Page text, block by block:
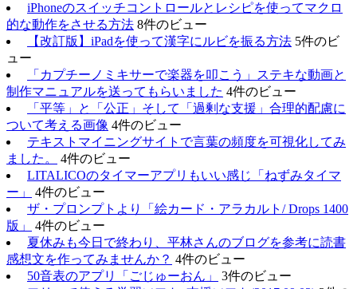
iPhoneのスイッチコントロールとレシピを使ってマクロ
的な動作をさせる方法 8件のビュー
【改訂版】iPadを使って漢字にルビを振る方法 5件のビ
ュー
「カプチーノミキサーで楽器を叩こう」ステキな動画と
制作マニュアルを送ってもらいました 4件のビュー
「平等」と「公正」そして「過剰な支援」合理的配慮に
ついて考える画像 4件のビュー
テキストマイニングサイトで言葉の頻度を可視化してみ
ました。
4件のビュー
LITALICOのタイマーアプリもいい感じ「ねずみタイマ
ー」
4件のビュー
ザ・プロンプトより「絵カード・アラカルト/ Drops 1400
版」
4件のビュー
夏休みも今日で終わり、平林さんのブログを参考に読書
感想文を作ってみませんか？ 4件のビュー
50音表のアプリ「ごじゅーおん」
3件のビュー